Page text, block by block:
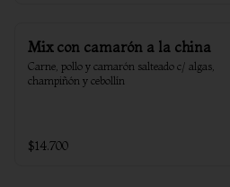
Mix con camarón a la china
Carne, pollo y camarón salteado c/ algas,
champiñón y cebollín
$14.700